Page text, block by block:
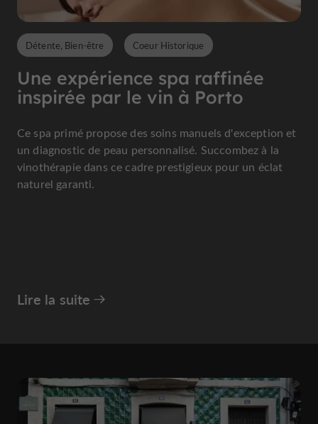
Une expérience spa raffinée
inspirée par le vin à Porto
Détente, Bien-être Coeur Historique
Ce spa primé propose des soins manuels d'exception et
un diagnostic de peau personnalisé. Succombez à la
vinothérapie dans ce cadre prestigieux pour un éclat
naturel garanti.
Lire la suite